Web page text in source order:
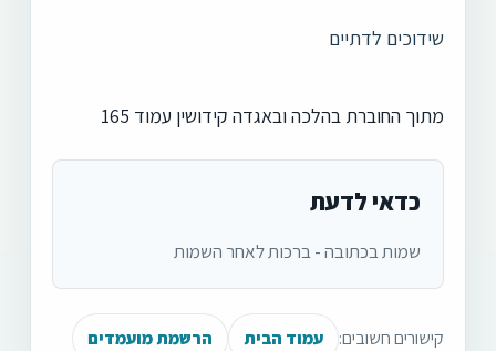
שידוכים לדתיים
מתוך החוברת בהלכה ובאגדה קידושין עמוד 165
כדאי לדעת
שמות בכתובה - ברכות לאחר השמות
קישורים חשובים: עמוד הבית הרשמת מועמדים